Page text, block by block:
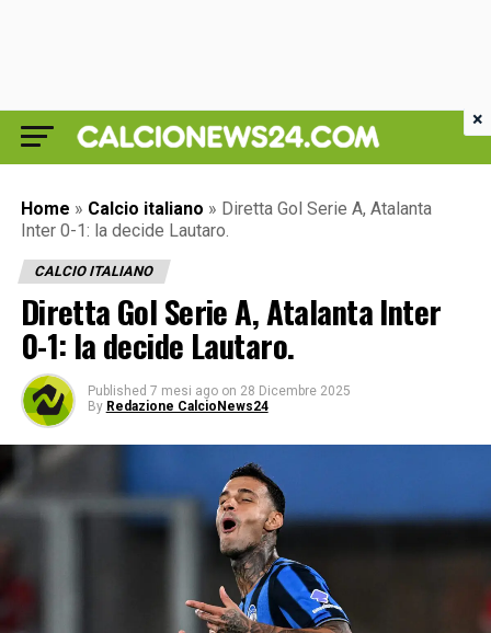
Home » Calcio italiano » Diretta Gol Serie A, Atalanta
Inter 0-1: la decide Lautaro.
CALCIO ITALIANO
Diretta Gol Serie A, Atalanta Inter
0-1: la decide Lautaro.
Published 7 mesi ago on 28 Dicembre 2025
By Redazione CalcioNews24
×